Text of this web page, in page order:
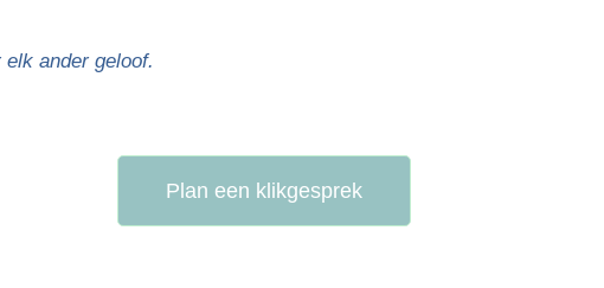
elk ander geloof.
Plan een klikgesprek